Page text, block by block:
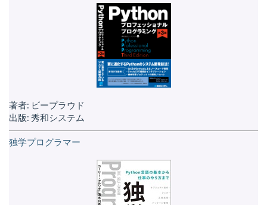
著者: ビープラウド
出版: 秀和システム
独学プログラマー